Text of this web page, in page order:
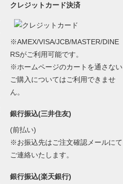
クレジットカード決済
※AMEX/VISA/JCB/MASTER/DINE
RSがご利用可能です。
※ホームページのカートを通さない
ご購入についてはご利用できませ
ん。
銀行振込(三井住友)
(前払い)
※お振込先はご注文確認メールにて
ご連絡いたします。
銀行振込(楽天銀行)